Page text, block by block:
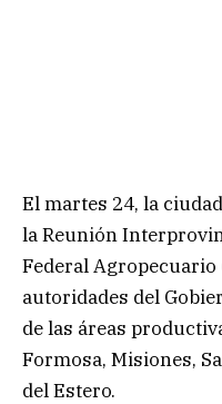
El martes 24, la
la Reunión
Federal Agropecuario
autoridades del
de las áreas
Formosa, Misiones,
del Estero.